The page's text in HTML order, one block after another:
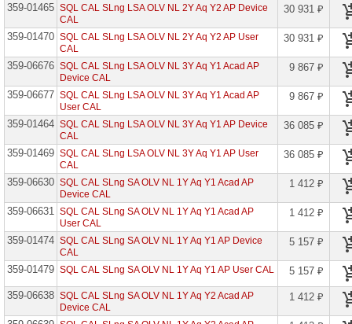
Active
Directory
Basic
Open
Azure
Active
Directory
Prem
P1
A
Azure
Active
Directory
Prem
P1
Open
Azure
Active
Directory
Prem
P2
A
Azure
Active
Directory
359-01465 SQL CAL SLng LSA OLV NL 2Y Aq Y2 AP Device
CAL
30 931 ₽
359-01470 SQL CAL SLng LSA OLV NL 2Y Aq Y2 AP User
CAL
30 931 ₽
359-06676 SQL CAL SLng LSA OLV NL 3Y Aq Y1 Acad AP
Device CAL
9 867 ₽
359-06677 SQL CAL SLng LSA OLV NL 3Y Aq Y1 Acad AP
User CAL
9 867 ₽
359-01464 SQL CAL SLng LSA OLV NL 3Y Aq Y1 AP Device
CAL
36 085 ₽
359-01469 SQL CAL SLng LSA OLV NL 3Y Aq Y1 AP User
CAL
36 085 ₽
359-06630 SQL CAL SLng SA OLV NL 1Y Aq Y1 Acad AP
Device CAL
1 412 ₽
359-06631 SQL CAL SLng SA OLV NL 1Y Aq Y1 Acad AP
User CAL
1 412 ₽
359-01474 SQL CAL SLng SA OLV NL 1Y Aq Y1 AP Device
CAL
5 157 ₽
359-01479 SQL CAL SLng SA OLV NL 1Y Aq Y1 AP User CAL 5 157 ₽
359-06638 SQL CAL SLng SA OLV NL 1Y Aq Y2 Acad AP
Device CAL
1 412 ₽